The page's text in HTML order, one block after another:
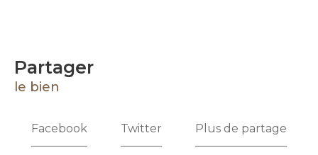
partager
le bien
Facebook Twitter Plus de partage